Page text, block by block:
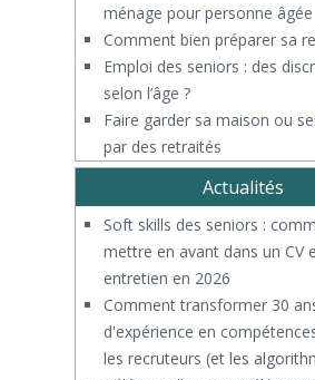
ménage pour personne âgée
Comment bien préparer sa
Emploi des seniors : des
selon l’âge ?
Faire garder sa maison ou
par des retraités
Actualités
Soft skills des seniors :
mettre en avant dans un CV
entretien en 2026
Comment transformer 30
d'expérience en
les recruteurs (et les